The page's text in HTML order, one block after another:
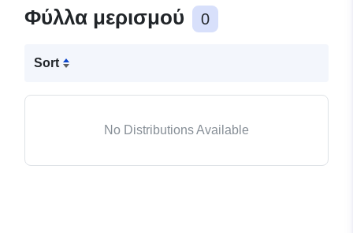
Φύλλα μερισμού 0
Sort
No Distributions Available